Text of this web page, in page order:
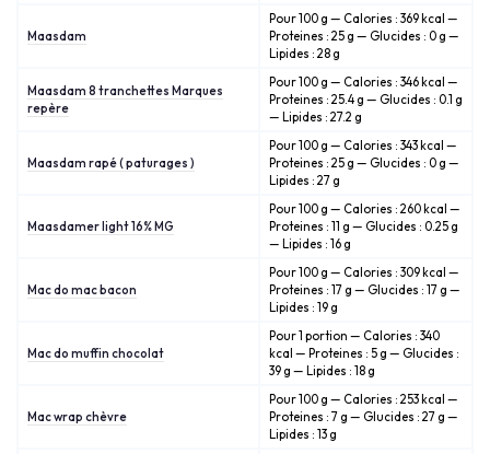
Maasdam
Pour 100 g — Calories : 369 kcal —
Proteines : 25 g — Glucides : 0 g —
Lipides : 28 g
Maasdam 8 tranchettes Marques
repère
Pour 100 g — Calories : 346 kcal —
Proteines : 25.4 g — Glucides : 0.1 g
— Lipides : 27.2 g
Maasdam rapé ( paturages )
Pour 100 g — Calories : 343 kcal —
Proteines : 25 g — Glucides : 0 g —
Lipides : 27 g
Maasdamer light 16% MG
Pour 100 g — Calories : 260 kcal —
Proteines : 11 g — Glucides : 0.25 g
— Lipides : 16 g
Mac do mac bacon
Pour 100 g — Calories : 309 kcal —
Proteines : 17 g — Glucides : 17 g —
Lipides : 19 g
Mac do muffin chocolat
Pour 1 portion — Calories : 340
kcal — Proteines : 5 g — Glucides :
39 g — Lipides : 18 g
Mac wrap chèvre
Pour 100 g — Calories : 253 kcal —
Proteines : 7 g — Glucides : 27 g —
Lipides : 13 g